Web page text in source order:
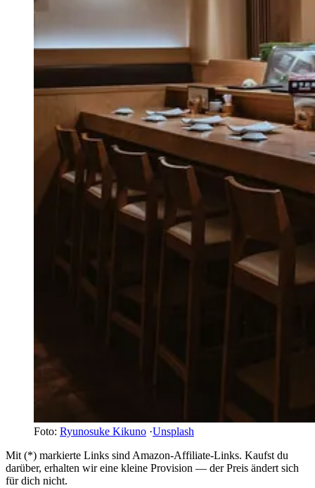
Foto: Ryunosuke Kikuno ·Unsplash
Mit (*) markierte Links sind Amazon-Affiliate-Links. Kaufst du
darüber, erhalten wir eine kleine Provision — der Preis ändert sich
für dich nicht.